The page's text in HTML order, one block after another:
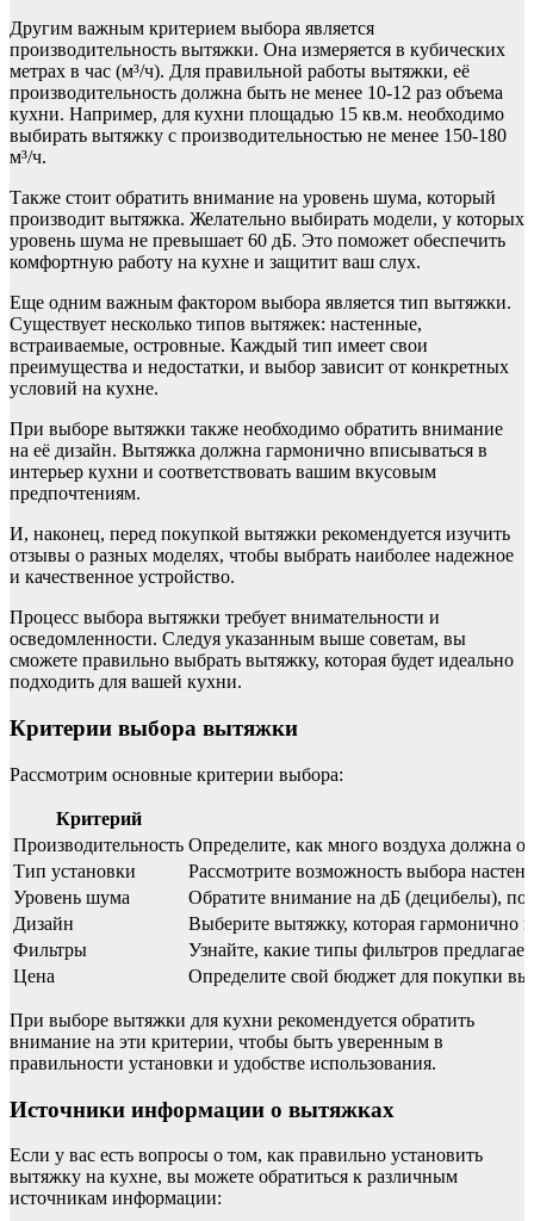
Другим важным критерием выбора является
производительность вытяжки. Она измеряется в кубических
метрах в час (м³/ч). Для правильной работы вытяжки, её
производительность должна быть не менее 10-12 раз объема
кухни. Например, для кухни площадью 15 кв.м. необходимо
выбирать вытяжку с производительностью не менее 150-180
м³/ч.
Также стоит обратить внимание на уровень шума, который
производит вытяжка. Желательно выбирать модели, у которых
уровень шума не превышает 60 дБ. Это поможет обеспечить
комфортную работу на кухне и защитит ваш слух.
Еще одним важным фактором выбора является тип вытяжки.
Существует несколько типов вытяжек: настенные,
встраиваемые, островные. Каждый тип имеет свои
преимущества и недостатки, и выбор зависит от конкретных
условий на кухне.
При выборе вытяжки также необходимо обратить внимание
на её дизайн. Вытяжка должна гармонично вписываться в
интерьер кухни и соответствовать вашим вкусовым
предпочтениям.
И, наконец, перед покупкой вытяжки рекомендуется изучить
отзывы о разных моделях, чтобы выбрать наиболее надежное
и качественное устройство.
Процесс выбора вытяжки требует внимательности и
осведомленности. Следуя указанным выше советам, вы
сможете правильно выбрать вытяжку, которая будет идеально
подходить для вашей кухни.
Критерии выбора вытяжки
Рассмотрим основные критерии выбора:
Критерий
Производительность Определите, как много воздуха должна
Тип установки
Рассмотрите возможность выбора
Уровень шума
Обратите внимание на дБ (децибелы),
Дизайн
Выберите вытяжку, которая гармонично
Фильтры
Узнайте, какие типы фильтров
Цена
Определите свой бюджет для покупки
При выборе вытяжки для кухни рекомендуется обратить
внимание на эти критерии, чтобы быть уверенным в
правильности установки и удобстве использования.
Источники информации о вытяжках
Если у вас есть вопросы о том, как правильно установить
вытяжку на кухне, вы можете обратиться к различным
источникам информации: